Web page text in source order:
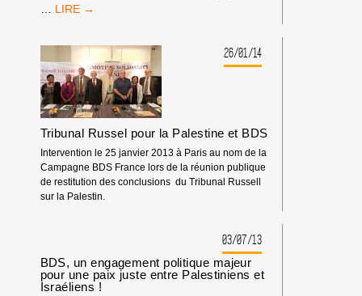
STAND
PALESTINE
AU
FESTIVAL
LA
ROUGE
2017
26/01/14
Tribunal Russel pour la Palestine et BDS
Intervention le 25 janvier 2013 à Paris au nom de la
Campagne BDS France lors de la réunion publique
de restitution des conclusions du Tribunal Russell
sur la Palestin.
03/07/13
BDS, un engagement politique majeur
pour une paix juste entre Palestiniens et
Israéliens !